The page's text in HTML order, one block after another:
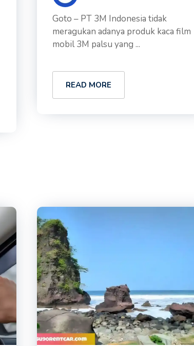
Goto – PT 3M Indonesia tidak
meragukan adanya produk kaca film
mobil 3M palsu yang ...
READ MORE